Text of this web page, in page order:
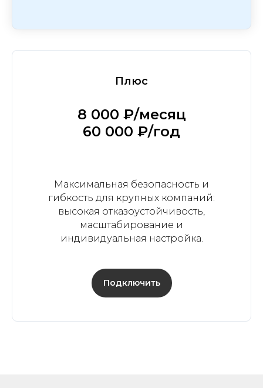
Плюс
8 000 ₽/месяц
60 000 ₽/год
Максимальная безопасность и
гибкость для крупных компаний:
высокая отказоустойчивость,
масштабирование и
индивидуальная настройка.
Подключить